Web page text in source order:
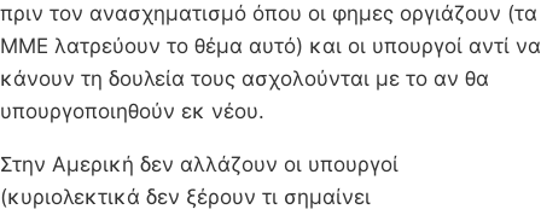
πριν τον ανασχηματισμό όπου οι φημες οργιάζουν (τα
ΜΜΕ λατρεύουν το θέμα αυτό) και οι υπουργοί αντί να
κάνουν τη δουλεία τους ασχολούνται με το αν θα
υπουργοποιηθούν εκ νέου.
Στην Αμερική δεν αλλάζουν οι υπουργοί
(κυριολεκτικά δεν ξέρουν τι σημαίνει